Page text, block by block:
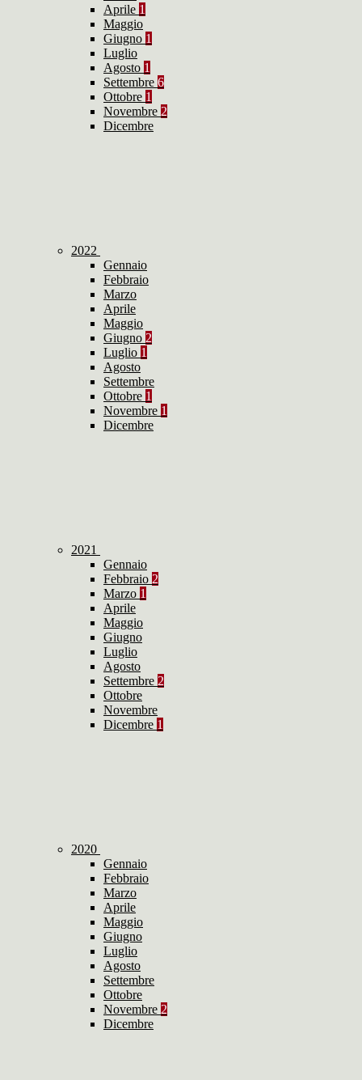
Aprile 1
Maggio
Giugno 1
Luglio
Agosto 1
Settembre 6
Ottobre 1
Novembre 2
Dicembre
2022
Gennaio
Febbraio
Marzo
Aprile
Maggio
Giugno 2
Luglio 1
Agosto
Settembre
Ottobre 1
Novembre 1
Dicembre
2021
Gennaio
Febbraio 2
Marzo 1
Aprile
Maggio
Giugno
Luglio
Agosto
Settembre 2
Ottobre
Novembre
Dicembre 1
2020
Gennaio
Febbraio
Marzo
Aprile
Maggio
Giugno
Luglio
Agosto
Settembre
Ottobre
Novembre 2
Dicembre